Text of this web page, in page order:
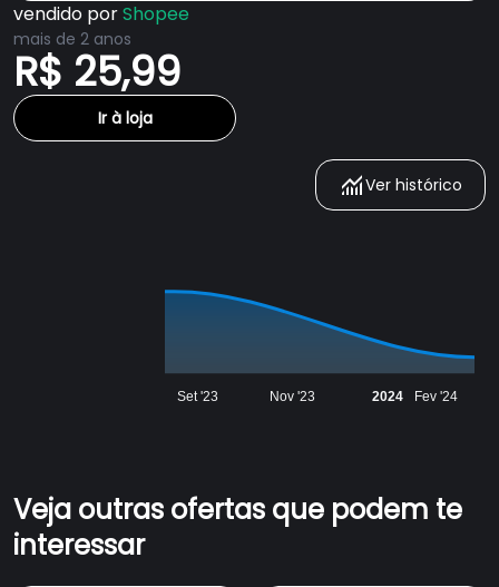
vendido porShopee
mais de 2 anos
R$ 25,99
Ir à loja
Ver histórico
Set '23 Nov '23 2024 Fev '24
Veja outras ofertas que podem te
interessar